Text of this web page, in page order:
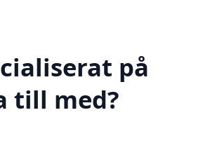
på
till med?